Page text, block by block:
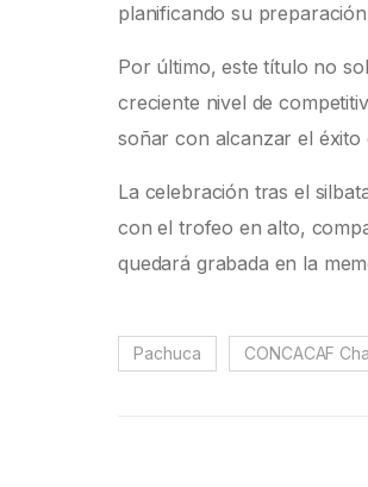
planificando su
Por último, este título no
creciente nivel de
soñar con alcanzar el éxito
La celebración tras el
con el trofeo en alto,
quedará grabada en la
Pachuca CONCACAF